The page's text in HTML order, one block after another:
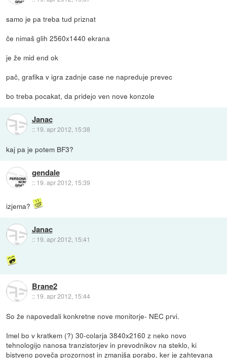
samo je pa treba tud priznat
če nimaš glih 2560x1440 ekrana
je že mid end ok
pač, grafika v igra zadnje case ne napreduje prevec
bo treba pocakat, da pridejo ven nove konzole
Janac
:: 19. apr 2012, 15:38
kaj pa je potem BF3?
gendale
:: 19. apr 2012, 15:39
izjema?
Janac
:: 19. apr 2012, 15:41
Brane2
:: 19. apr 2012, 15:44
So že napovedali konkretne nove monitorje- NEC prvi.
Imel bo v kratkem (?) 30-colarja 3840x2160 z neko novo
tehnologijo nanosa tranzistorjev in prevodnikov na steklo, ki
bistveno poveča prozornost in zmanjša porabo, ker je zahtevana